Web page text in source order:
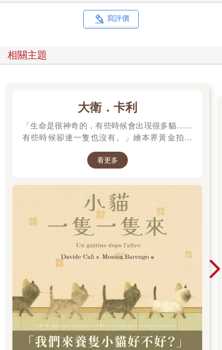
寫評價
相關主題
大衛．卡利
「生命是很神奇的，有些時候會出現很多貓……
有些時候卻連一隻也沒有。」繪本界黃金拍檔
作！繼《作家和他的狗》後，再次聯手打造動人
看更多